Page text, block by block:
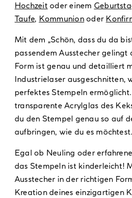
Hochzeit oder einem
Taufe, Kommunionoder
Mit dem „Schön, dass du da
passendem Ausstecher gelingt
Form ist genau und detailliert
Industrielaser ausgeschnitten,
perfektes Stempeln
transparente Acrylglas des
du den Stempel genau so auf
aufbringen, wie du es möchtest.
Egal ob Neuling oder
das Stempeln ist kinderleicht!
Ausstecher in der richtigen
Kreation deines einzigartigen